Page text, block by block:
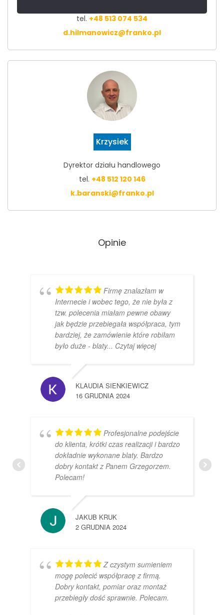
tel. +48 513 074 534
d.hilmanowicz@franko.pl
Krzysiek
Dyrektor działu handlowego
tel. +48 512 120 146
k.baranski@franko.pl
Opinie
Firmę znalazłam w
Internecie i wobec tego, że nie była z
tzw. polecenia miałam pewne obawy
jak będzie przebiegała współpraca, tym
bardziej, że zamówienie które robiłam
było duże - blaty... Czytaj więcej
KLAUDIA SIENKIEWICZ
16 GRUDNIA 2024
Profesjonalne podejście
do klienta, krótki czas realizacji i bardzo
dokładnie wykonane blaty. Bardzo
dobry kontakt z Panem Grzegorzem.
Polecam!
JAKUB KRUK
2 GRUDNIA 2024
Z czystym sumieniem
mogę polecić współpracę z firmą.
Dobry kontakt, pomiar oraz montaż
przebiegły dość sprawnie. Polecam.